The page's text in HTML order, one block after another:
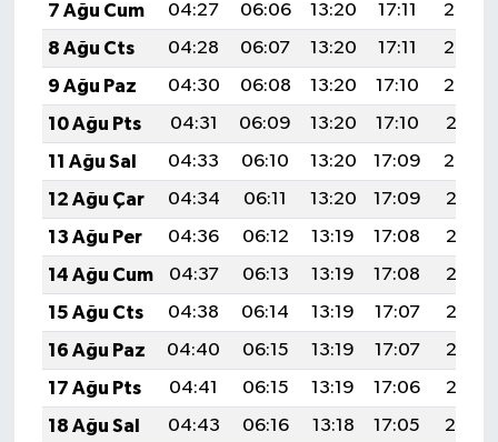
7 Ağu Cum
04:27 06:06 13:20 17:11
20:25
8 Ağu Cts
04:28 06:07 13:20 17:11
20:23
9 Ağu Paz
04:30 06:08 13:20 17:10
20:22
10 Ağu Pts
04:31 06:09 13:20 17:10
20:21
11 Ağu Sal
04:33 06:10 13:20 17:09
20:20
12 Ağu Çar
04:34 06:11 13:20 17:09
20:18
13 Ağu Per
04:36 06:12 13:19 17:08
20:17
14 Ağu Cum
04:37 06:13 13:19 17:08
20:16
15 Ağu Cts
04:38 06:14 13:19 17:07
20:15
16 Ağu Paz
04:40 06:15 13:19 17:07
20:13
17 Ağu Pts
04:41 06:15 13:19 17:06
20:12
18 Ağu Sal
04:43 06:16 13:18 17:05
20:10